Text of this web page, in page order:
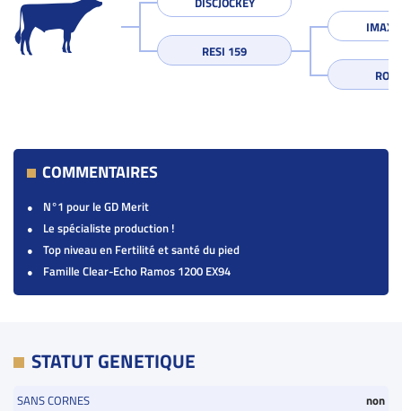
RESI 159
IMAX
COMMENTAIRES
N°1 pour le GD Merit
Le spécialiste production !
Top niveau en Fertilité et santé du pied
Famille Clear-Echo Ramos 1200 EX94
STATUT GENETIQUE
SANS CORNES
non